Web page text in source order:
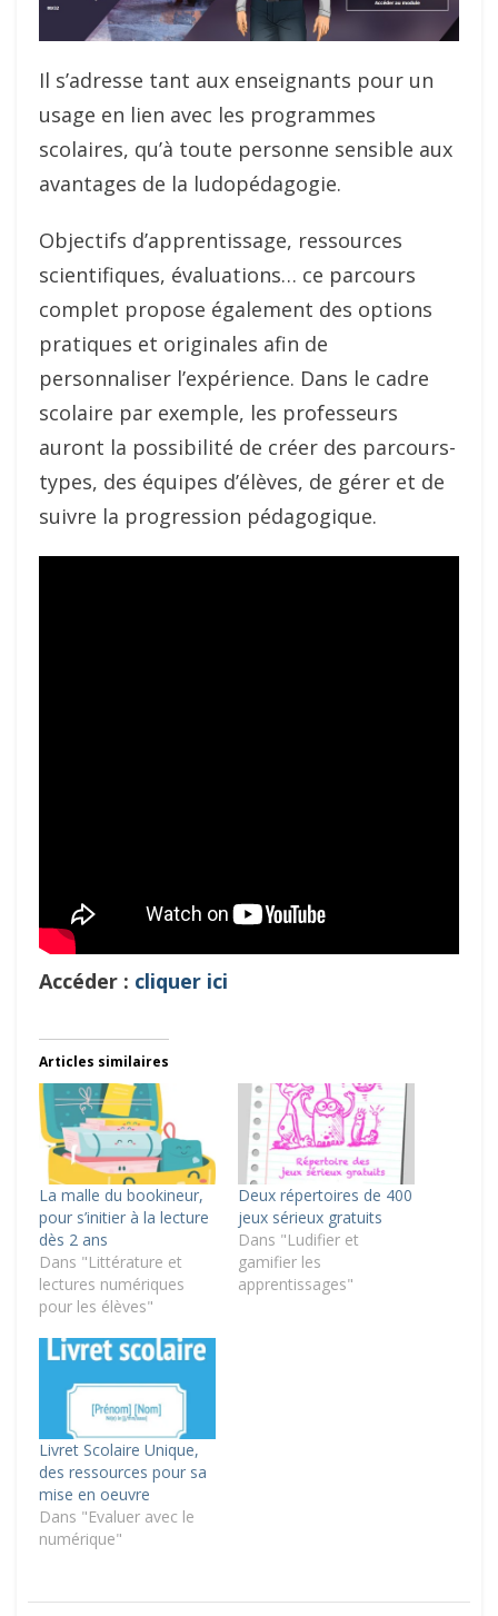
Il s’adresse tant aux enseignants pour un
usage en lien avec les programmes
scolaires, qu’à toute personne sensible aux
avantages de la ludopédagogie.
Objectifs d’apprentissage, ressources
scientifiques, évaluations… ce parcours
complet propose également des options
pratiques et originales afin de
personnaliser l’expérience. Dans le cadre
scolaire par exemple, les professeurs
auront la possibilité de créer des parcours-
types, des équipes d’élèves, de gérer et de
suivre la progression pédagogique.
Accéder : cliquer ici
Articles similaires
La malle du bookineur,
pour s’initier à la lecture
dès 2 ans
Dans "Littérature et
lectures numériques
pour les élèves"
Deux répertoires de 400
jeux sérieux gratuits
Dans "Ludifier et
gamifier les
apprentissages"
Livret Scolaire Unique,
des ressources pour sa
mise en oeuvre
Dans "Evaluer avec le
numérique"